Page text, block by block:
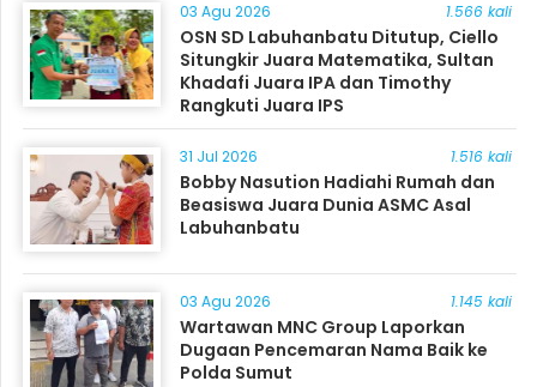
03 Agu 2026 1.566 kali
OSN SD Labuhanbatu Ditutup, Ciello
Situngkir Juara Matematika, Sultan
Khadafi Juara IPA dan Timothy
Rangkuti Juara IPS
31 Jul 2026 1.516 kali
Bobby Nasution Hadiahi Rumah dan
Beasiswa Juara Dunia ASMC Asal
Labuhanbatu
03 Agu 2026 1.145 kali
Wartawan MNC Group Laporkan
Dugaan Pencemaran Nama Baik ke
Polda Sumut